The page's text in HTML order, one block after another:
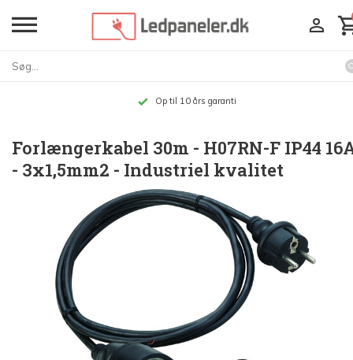
Op til 10 års garanti
Forlængerkabel 30m - H07RN-F IP44
- 3x1,5mm2 - Industriel kvalitet